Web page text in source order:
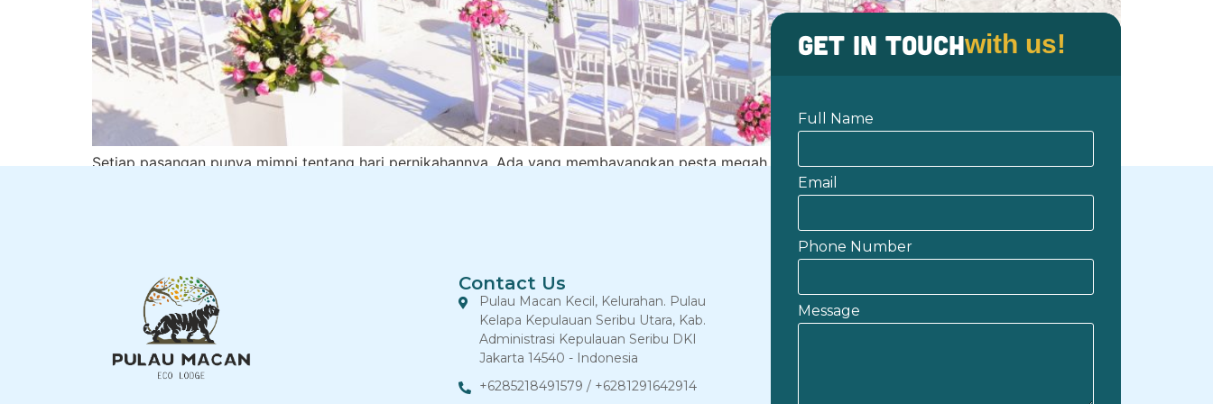
Setiap pasangan punya mimpi tentang hari pernikahannya. Ada yang membayangkan pesta megah di ballroom hotel, ada juga yang menginginkan
perayaan sederhana tapi penuh makna. Bagi mereka yang mencari suasana intim, alami, dan berbeda dari biasanya, Pulau Macan Eco Lodge
Contact Us
Pulau Macan Kecil, Kelurahan. Pulau
Kelapa Kepulauan Seribu Utara, Kab.
Administrasi Kepulauan Seribu DKI
Jakarta 14540 - Indonesia
+6285218491579 / +6281291642914
Get in Touchwith us!
Full Name
Email
Phone Number
Message